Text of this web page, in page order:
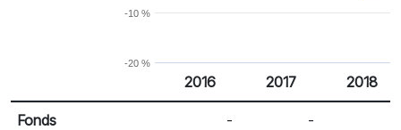
-20 %
-10 %
Rendement par année civile
% Rendement
2016 2017 2018
Fonds - -